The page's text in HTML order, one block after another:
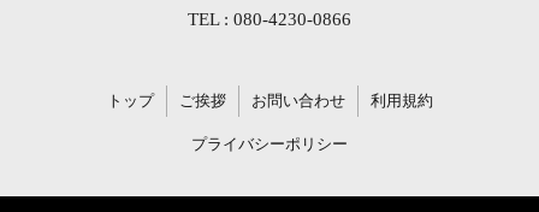
TEL : 080-4230-0866
トップ ご挨拶 お問い合わせ 利用規約
プライバシーポリシー